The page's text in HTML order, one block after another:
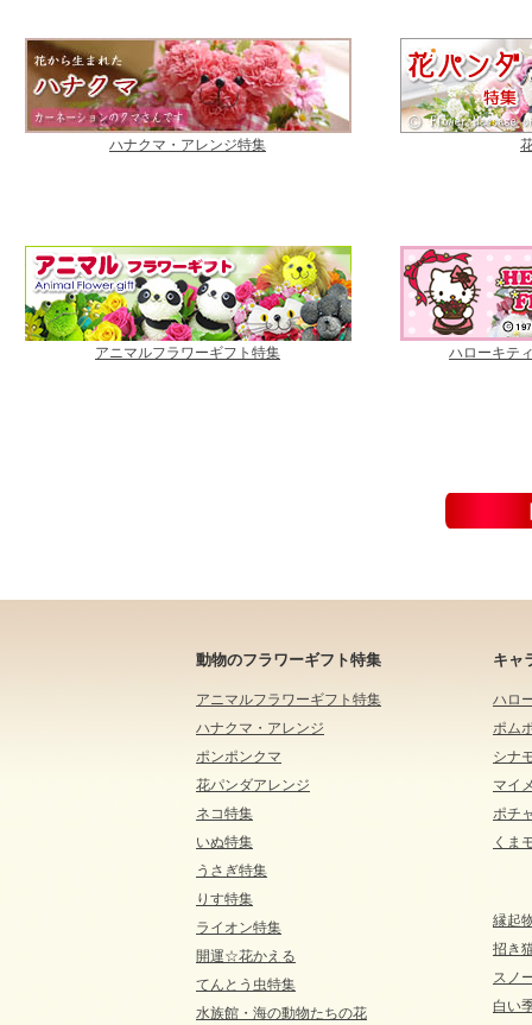
ハナクマ・アレンジ特集
アニマルフラワーギフト特集 ハローキテ
動物のフラワーギフト特集 キャ
アニマルフラワーギフト特集
ハナクマ・アレンジ
ポンポンクマ
花パンダアレンジ
ネコ特集
いぬ特集
うさぎ特集
りす特集
ライオン特集
開運☆花かえる
てんとう虫特集
水族館・海の動物たちの花
ハロ
ポム
シナ
マイ
ポチ
くま
縁起
招き
スノ
白い